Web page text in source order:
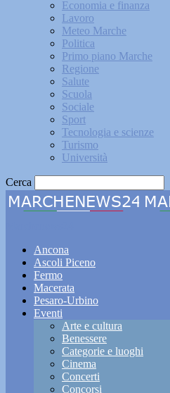
Economia e finanza
Lavoro
Meteo Marche
Politica
Primo piano Marche
Regione
Salute
Scuola
Sociale
Sport
Tecnologia e scienze
Turismo
Università
Cerca
Ancona
Ascoli Piceno
Fermo
Macerata
Pesaro-Urbino
Eventi
Arte e cultura
Benessere
Categorie e luoghi
Cinema
Concerti
Concorsi